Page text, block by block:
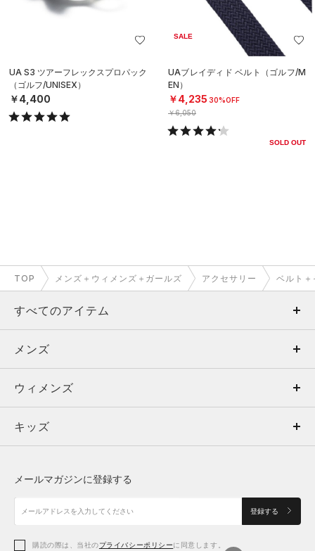
UA S3 ツアーフレックスプロパック
（ゴルフ/UNISEX）
￥4,400
SALE
UAブレイディド ベルト（ゴルフ/M
EN）
￥4,235 30%OFF
￥6,050
SOLD OUT
TOP メンズ＋ウィメンズ＋ガールズ アクセサリー ベルト＋
すべてのアイテム
メンズ
ウィメンズ
キッズ
アクセサリー
メンズ
トップス
ボトムス
アクセサリー
ウィメンズ
トップス
シューズ
アクセサリー
キッズ
シューズ
メールマガジンに登録する
登録する
購読の際は、当社のプライバシーポリシーに同意します。